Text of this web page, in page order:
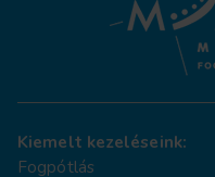
Kiemelt kezeléseink:
Fogpótlás